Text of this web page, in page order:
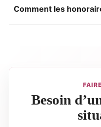
Comment les
Besoin